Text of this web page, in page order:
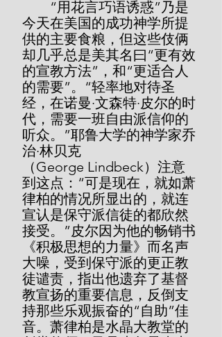
今天在美国的成功神学所提
供的主要食粮，但这些伎俩
却几乎总是美其名曰“更有效
的宣教方法”，和“更适合人
的需要”。“轻率地对待圣
经，在诺曼·文森特·皮尔的时
代，需要一班自由派信仰的
听众。”耶鲁大学的神学家乔
治·林贝克
（George Lindbeck）注意
到这点：“可是现在，就如萧
律柏的情况所显出的，就连
宣认是保守派信徒的都欣然
接受。”皮尔因为他的畅销书
《积极思想的力量》而名声
大噪，受到保守派的更正教
徒谴责，指出他遗弃了基督
教宣扬的重要信息，反倒支
持那些乐观振奋的“自助”佳
音。萧律柏是水晶大教堂的